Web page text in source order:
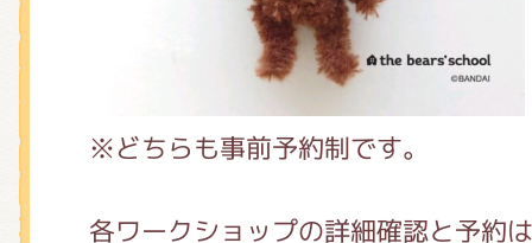
※どちらも事前予約制です。
各ワークショップの詳細確認と予約は